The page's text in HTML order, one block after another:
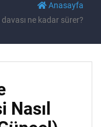
Anasayfa
ne kadar sürer?